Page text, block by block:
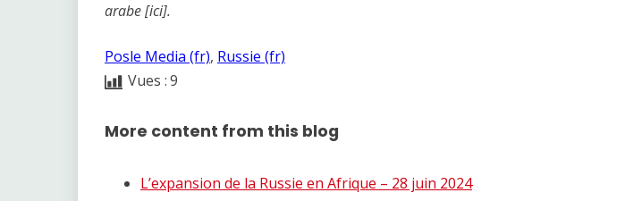
arabe [ici].
Posle Media (fr), Russie (fr)
Vues :9
More content from this blog
L’expansion de la Russie en Afrique – 28 juin 2024